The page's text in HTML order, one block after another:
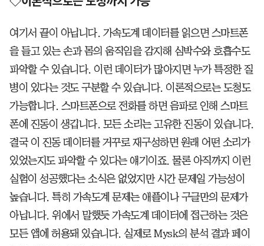
여기서 끝이 아닙니다. 가속도계 데이터를 읽으면 스마트폰
을 들고 있는 손과 몸의 움직임을 감지해 심박수와 호흡수도
파악할 수 있습니다. 이런 데이터가 많아지면 누가 특정한 질
병이 있다는 것도 구분할 수 있습니다. 이론적으로는 도청도
가능합니다. 스마트폰으로 전화를 하면 음파로 인해 스마트
폰에 진동이 생깁니다. 모든 소리는 고유한 진동이 있습니다.
결국 이 진동 데이터를 거꾸로 재구성하면 원래 어떤 소리가
있었는지도 파악할 수 있다는 얘기이죠. 물론 아직까지 이런
실험이 성공했다는 소식은 없었지만 시간 문제일 가능성이
높습니다. 특히 가속도계 문제는 애플이나 구글만의 문제가
아닙니다. 위에서 말했듯 가속도계 데이터에 접근하는 것은
모든 앱에 허용돼 있습니다. 실제로 Mysk의 분석 결과 페이